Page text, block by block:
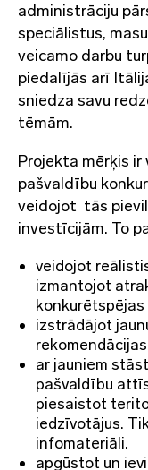
administrāciju
speciālistus,
veicamo darbu
piedalījās arī
sniedza savu
tēmām.
Projekta mērķis ir
pašvaldību
veidojot tās
investīcijām. To
veidojot
izmantojot
izstrādājot
ar jauniem
pašvaldību
piesaistot
iedzīvotājus.
infomateriāli.
apgūstot un